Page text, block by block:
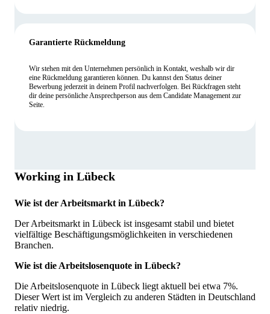
Garantierte Rückmeldung
Wir stehen mit den Unternehmen persönlich in Kontakt, weshalb wir dir
eine Rückmeldung garantieren können. Du kannst den Status deiner
Bewerbung jederzeit in deinem Profil nachverfolgen. Bei Rückfragen steht
dir deine persönliche Ansprechperson aus dem Candidate Management zur
Seite.
Working in Lübeck
Wie ist der Arbeitsmarkt in Lübeck?
Der Arbeitsmarkt in Lübeck ist insgesamt stabil und bietet
vielfältige Beschäftigungsmöglichkeiten in verschiedenen
Branchen.
Wie ist die Arbeitslosenquote in Lübeck?
Die Arbeitslosenquote in Lübeck liegt aktuell bei etwa 7%.
Dieser Wert ist im Vergleich zu anderen Städten in Deutschland
relativ niedrig.